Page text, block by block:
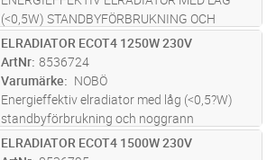
(<0,5W) STANDBYFÖRBRUKNING OCH
NOGGRANN TEMPERATURHÅLLNING.
DENNA RADIATOR KAN MED FÖRDEL INGÅ I
MODERNA VÄRMESYSTEM OCH LÄMPAR SIG
VÄL FÖR INSTALLATION I BÅDE ÄLDRE...läs
mer
ST Lägg i kundvagn
ELRADIATOR ECOT4 1250W 230V
ArtNr 8536724
Varumärke
NOBÖ
Energieffektiv elradiator med låg (<0,5?W)
standbyförbrukning och noggrann
temperaturhållning. Denna radiator kan med
fördel ingå i moderna värmesystem och
ST Lägg i kundvagn
ELRADIATOR ECOT4 1500W 230V